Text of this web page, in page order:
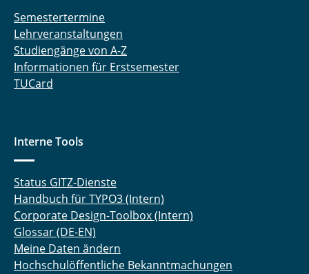
Semestertermine
Lehrveranstaltungen
Studiengänge von A-Z
Informationen für Erstsemester
TUCard
Interne Tools
Status GITZ-Dienste
Handbuch für TYPO3 (Intern)
Corporate Design-Toolbox (Intern)
Glossar (DE-EN)
Meine Daten ändern
Hochschulöffentliche Bekanntmachungen